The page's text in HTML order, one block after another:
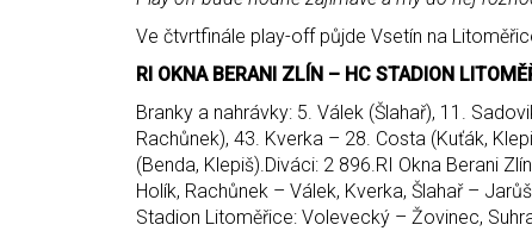
Ve čtvrtfinále play-off půjde Vsetín na
RI OKNA BERANI ZLÍN – HC STADION
Branky a nahrávky: 5. Válek (Šlahař), 11.
Rachůnek), 43. Kverka – 28. Costa (Kuťák,
(Benda, Klepiš).Diváci: 2 896.RI Okna Berani
Holík, Rachůnek – Válek, Kverka, Šlahař –
Stadion Litoměřice: Volevecký – Žovinec,